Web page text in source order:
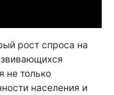
рост спроса на
не только
населения и